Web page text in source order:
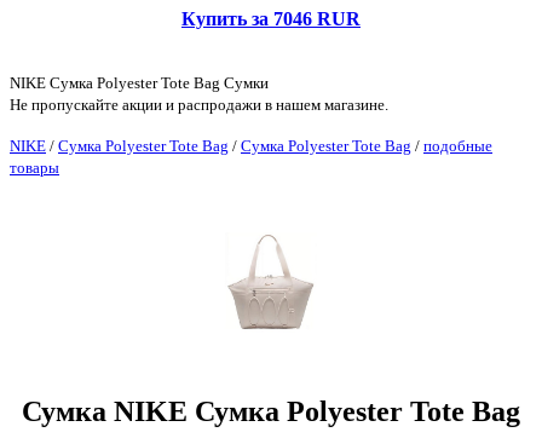
Купить за 7046 RUR
NIKE Сумка Polyester Tote Bag Сумки
Не пропускайте акции и распродажи в нашем магазине.
NIKE / Сумка Polyester Tote Bag / Сумка Polyester Tote Bag / подобные
товары
Сумка NIKE Сумка Polyester Tote Bag